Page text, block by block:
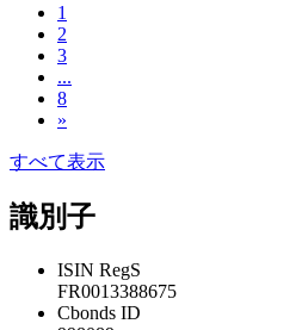
1
2
3
...
8
»
すべて表示
識別子
ISIN RegS
FR0013388675
Cbonds ID